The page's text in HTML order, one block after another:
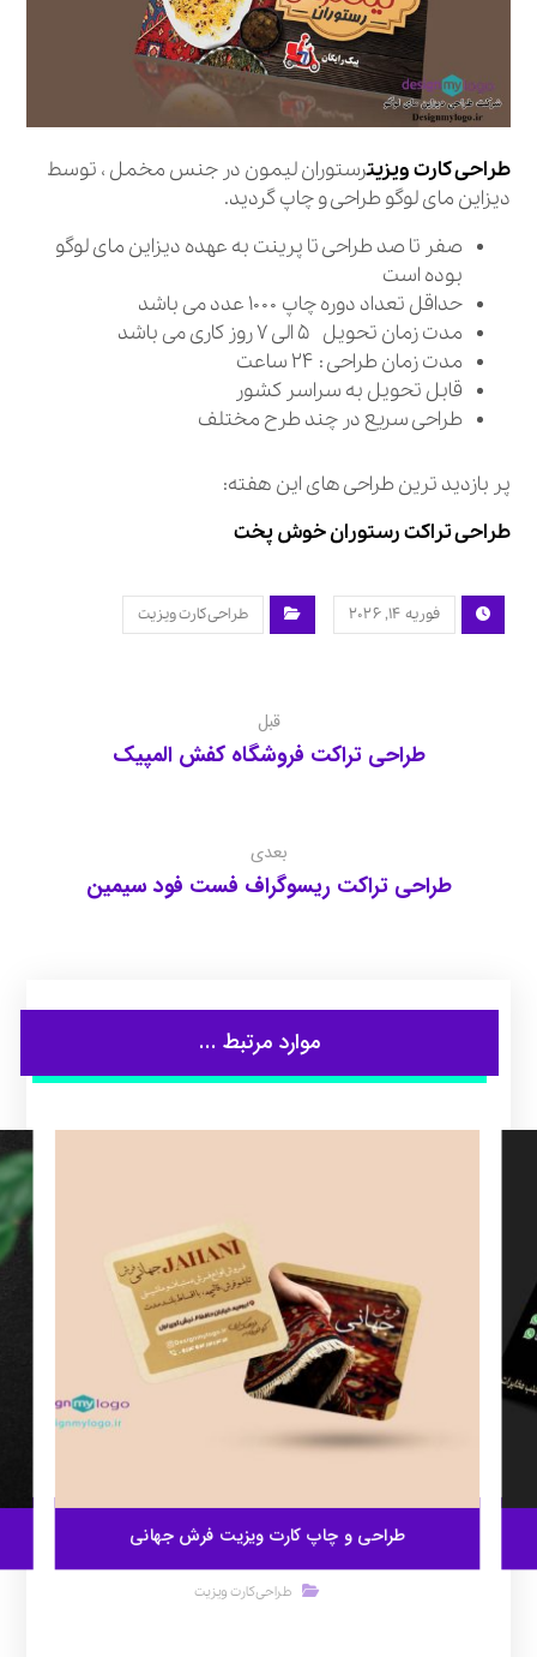
طراحی کارت ویزیترستوران لیمون در جنس مخمل ، توسط
دیزاین مای لوگو طراحی و چاپ گردید.
صفر تا صد طراحی تا پرینت به عهده دیزاین مای لوگو
بوده است
حداقل تعداد دوره چاپ ۱۰۰۰ عدد می باشد
مدت زمان تحویل ۵ الی ۷ روز کاری می باشد
مدت زمان طراحی : ۲۴ ساعت
قابل تحویل به سراسر کشور
طراحی سریع در چند طرح مختلف
پر بازدید ترین طراحی های این هفته:
طراحی تراکت رستوران خوش پخت
فوریه ۱۴, ۲۰۲۶ طراحی کارت ویزیت
قبل
طراحی تراکت فروشگاه کفش المپیک
بعدی
طراحی تراکت ریسوگراف فست فود سیمین
موارد مرتبط ...
طراحی و چاپ کارت ویزیت فرش جهانی
طراحی کارت ویزیت